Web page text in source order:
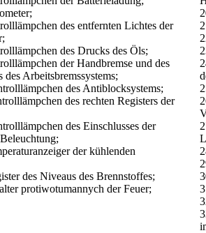
des entfernten Lichtes der
des Drucks des Öls;
der Handbremse und des
des Arbeitsbremssystems;
des Antiblocksystems;
des rechten Registers der
des Einschlusses der
der kühlenden
des Niveaus des Brennstoffes;
protiwotumannych der Feuer;